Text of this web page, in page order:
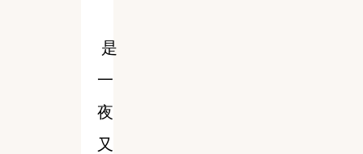
是
一
夜
又